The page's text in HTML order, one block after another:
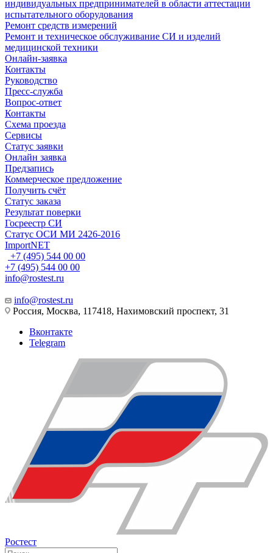
индивидуальных предпринимателей в области аттестации
испытательного оборудования
Ремонт средств измерений
Ремонт и техническое обслуживание СИ и изделий
медицинской техники
Онлайн-заявка
Контакты
Руководство
Пресс-служба
Вопрос-ответ
Контакты
Схема проезда
Сервисы
Статус заявки
Онлайн заявка
Предзапись
Коммерческое предложение
Получить счёт
Статус заказа
Результат поверки
Госреестр СИ
Статус ОСИ МИ 2426-2016
ImportNET
+7 (495) 544 00 00
+7 (495) 544 00 00
info@rostest.ru
info@rostest.ru
Россия, Москва, 117418, Нахимовский проспект, 31
Вконтакте
Telegram
Ростест